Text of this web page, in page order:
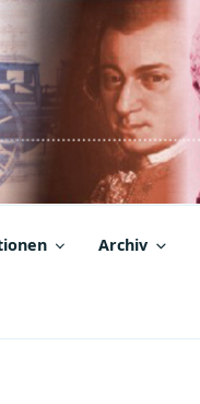
Archiv